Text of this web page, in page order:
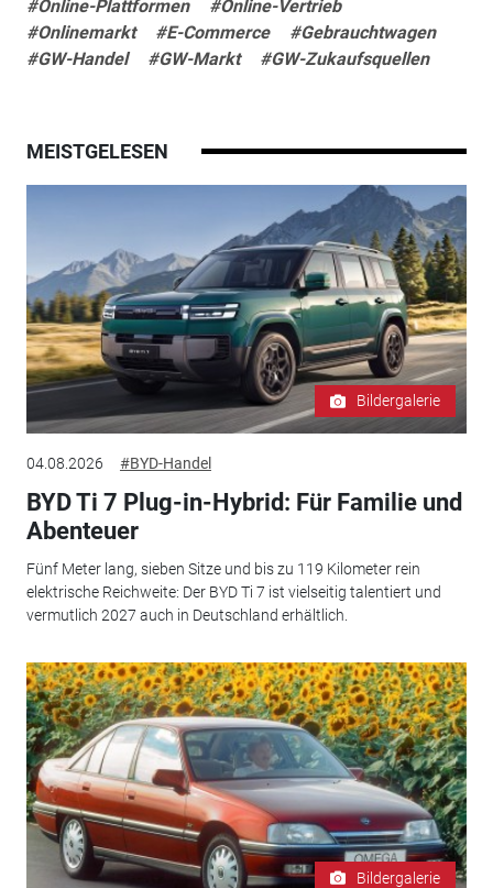
#Online-Plattformen
#Online-Vertrieb
#Onlinemarkt
#E-Commerce
#Gebrauchtwagen
#GW-Handel
#GW-Markt #GW-Zukaufsquellen
MEISTGELESEN
Bildergalerie
04.08.2026 #BYD-Handel
BYD Ti 7 Plug-in-Hybrid: Für Familie und
Abenteuer
Fünf Meter lang, sieben Sitze und bis zu 119 Kilometer rein
elektrische Reichweite: Der BYD Ti 7 ist vielseitig talentiert und
vermutlich 2027 auch in Deutschland erhältlich.
Bildergalerie